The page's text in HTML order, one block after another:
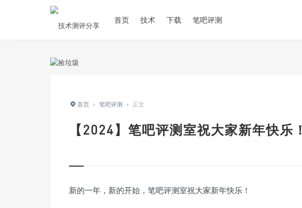
首页 技术 下载 笔吧评测
首页 › 笔吧评测 › 正文
【2024】笔吧评测室祝大家新年快乐！
新的一年，新的开始，笔吧评测室祝大家新年快乐！